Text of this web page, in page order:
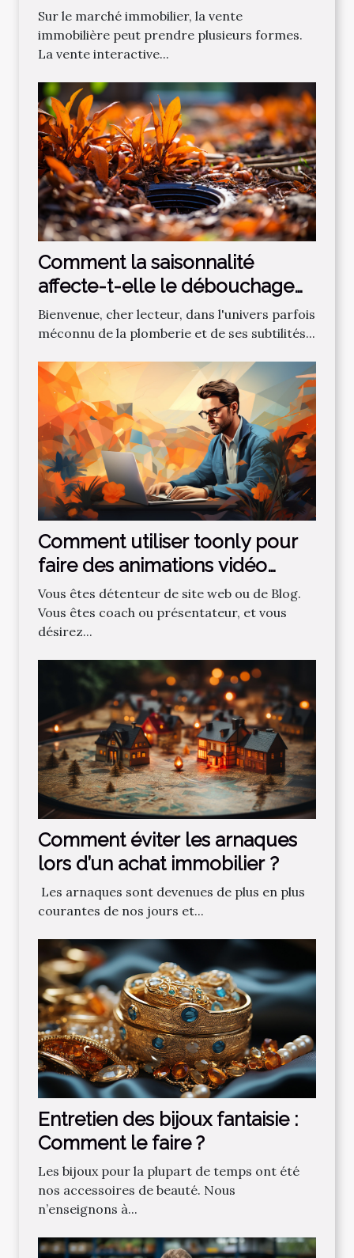
Sur le marché immobilier, la vente
immobilière peut prendre plusieurs formes.
La vente interactive...
Comment la saisonnalité
affecte-t-elle le débouchage
des canalisations?
Bienvenue, cher lecteur, dans l'univers parfois
méconnu de la plomberie et de ses subtilités...
Comment utiliser toonly pour
faire des animations vidéo
professionnelles ?
Vous êtes détenteur de site web ou de Blog.
Vous êtes coach ou présentateur, et vous
désirez...
Comment‌ ‌éviter‌ ‌les‌ ‌arnaques‌
‌lors‌ ‌d’un‌ ‌achat‌ ‌immobilier ?‌ ‌
‌ Les‌ ‌arnaques‌ ‌sont‌ ‌devenues‌ ‌de‌ ‌plus‌ ‌en‌ ‌plus‌
‌courantes‌ ‌de‌ ‌nos‌ ‌jours‌ ‌et‌...
Entretien des bijoux fantaisie :
Comment le faire ?
Les bijoux pour la plupart de temps ont été
nos accessoires de beauté. Nous
n’enseignons à...